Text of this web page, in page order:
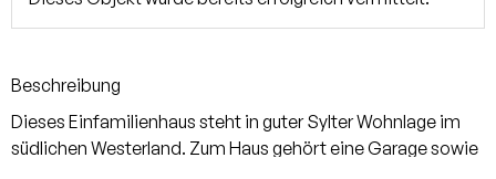
Beschreibung
Dieses Einfamilienhaus steht in guter Sylter Wohnlage im
südlichen Westerland. Zum Haus gehört eine Garage sowie